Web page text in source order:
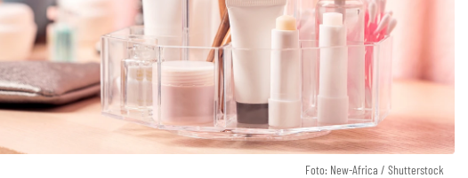
Foto: New-Africa / Shutterstock